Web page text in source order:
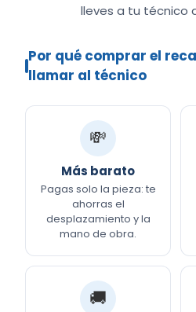
lleves a tu técnico
Por qué comprar el
llamar al técnico
💸
Más barato
Pagas solo la pieza: te
ahorras el
desplazamiento y la
mano de obra.
🚚